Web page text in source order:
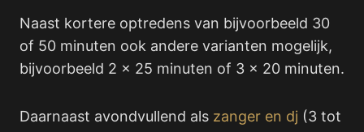
Naast kortere optredens van bijvoorbeeld 30
of 50 minuten ook andere varianten mogelijk,
bijvoorbeeld 2 x 25 minuten of 3 x 20 minuten.
Daarnaast avondvullend als zanger en dj (3 tot